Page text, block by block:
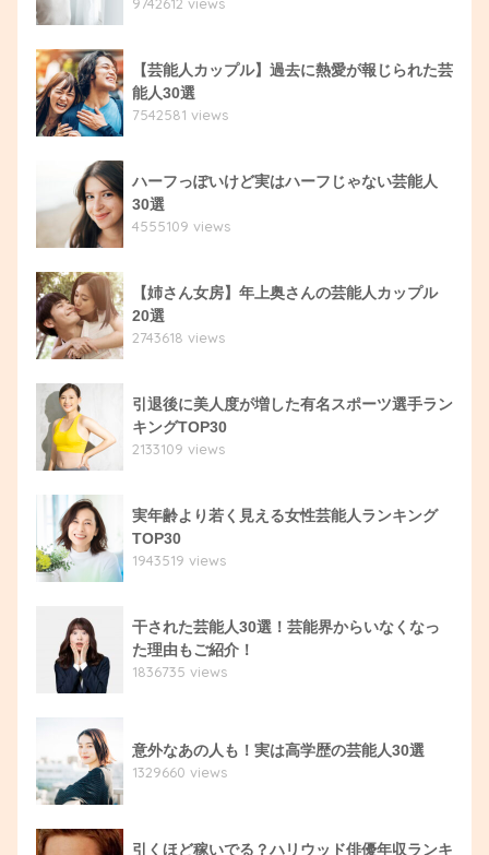
【芸能人カップル】過去に熱愛が報じられた芸
能人30選
7542581 views
ハーフっぽいけど実はハーフじゃない芸能人
30選
4555109 views
【姉さん女房】年上奥さんの芸能人カップル
20選
2743618 views
引退後に美人度が増した有名スポーツ選手ラン
キングTOP30
2133109 views
実年齢より若く見える女性芸能人ランキング
TOP30
1943519 views
干された芸能人30選！芸能界からいなくなっ
た理由もご紹介！
1836735 views
意外なあの人も！実は高学歴の芸能人30選
1329660 views
引くほど稼いでる？ハリウッド俳優年収ランキ